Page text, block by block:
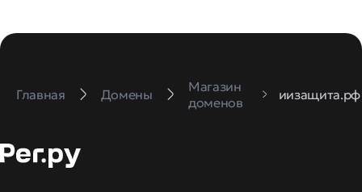
Главная Домены
Магазин
доменов
иизащита.рф